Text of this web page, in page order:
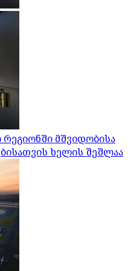
რეგიონში მშვიდობისა
ხელის შეშლაა